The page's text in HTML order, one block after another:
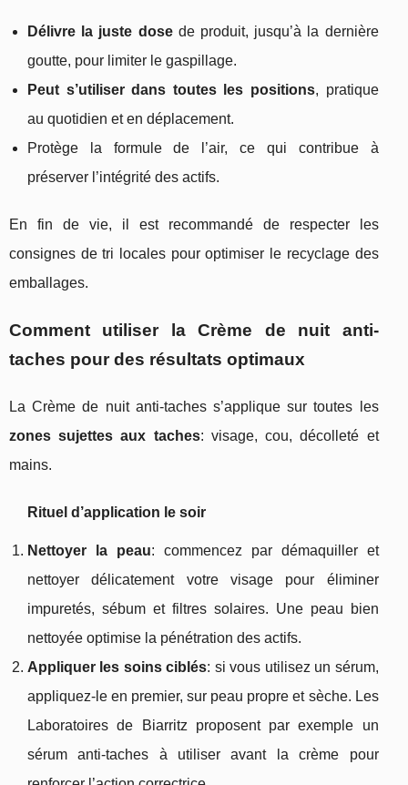
Délivre la juste dosede produit, jusqu’à la dernière
goutte, pour limiter le gaspillage.
Peut s’utiliser dans toutes les positions, pratique
au quotidien et en déplacement.
Protège la formule de l’air, ce qui contribue à
préserver l’intégrité des actifs.
En fin de vie, il est recommandé de respecter les
consignes de tri locales pour optimiser le recyclage des
emballages.
Comment utiliser la Crème de nuit anti-
taches pour des résultats optimaux
La Crème de nuit anti-taches s’applique sur toutes les
zones sujettes aux taches: visage, cou, décolleté et
mains.
Rituel d’application le soir
Nettoyer la peau: commencez par démaquiller et
nettoyer délicatement votre visage pour éliminer
impuretés, sébum et filtres solaires. Une peau bien
nettoyée optimise la pénétration des actifs.
Appliquer les soins ciblés: si vous utilisez un sérum,
appliquez-le en premier, sur peau propre et sèche. Les
Laboratoires de Biarritz proposent par exemple un
sérum anti-taches à utiliser avant la crème pour